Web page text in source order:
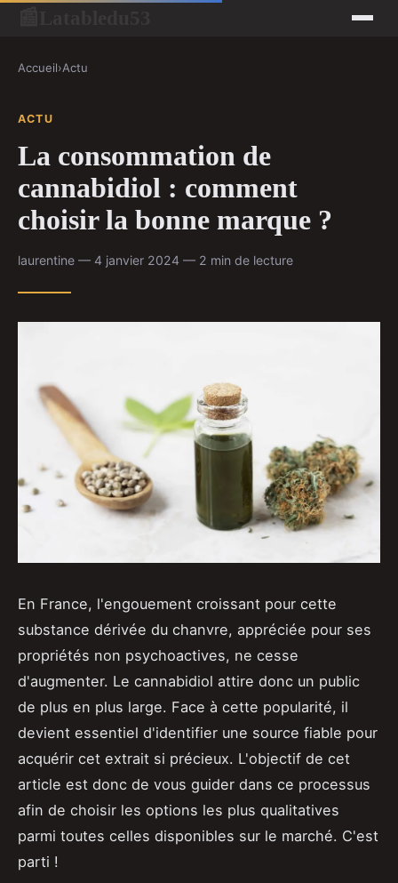
Accueil›Actu
ACTU
La consommation de
cannabidiol : comment
choisir la bonne marque ?
laurentine — 4 janvier 2024 — 2 min de lecture
En France, l'engouement croissant pour cette
substance dérivée du chanvre, appréciée pour ses
propriétés non psychoactives, ne cesse
d'augmenter. Le cannabidiol attire donc un public
de plus en plus large. Face à cette popularité, il
devient essentiel d'identifier une source fiable pour
acquérir cet extrait si précieux. L'objectif de cet
article est donc de vous guider dans ce processus
afin de choisir les options les plus qualitatives
parmi toutes celles disponibles sur le marché. C'est
parti !